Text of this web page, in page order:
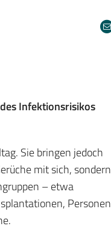
Infektionsrisikos
Sie bringen jedoch
mit sich, sondern
– etwa
Personen